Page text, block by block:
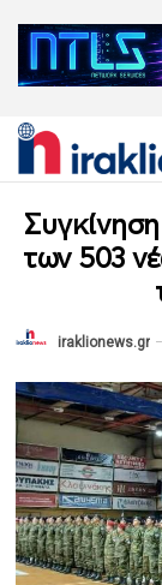
των 503
iraklionews.gr